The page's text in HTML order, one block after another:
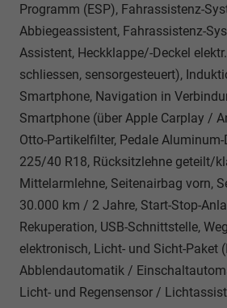
Programm (ESP), Fahrassistenz-
Abbiegeassistent, Fahrassistenz-
Assistent, Heckklappe/-Deckel
schliessen, sensorgesteuert),
Smartphone, Navigation in
Smartphone (über Apple Carplay /
Otto-Partikelfilter, Pedale Aluminum-
225/40 R18, Rücksitzlehne geteilt/
Mittelarmlehne, Seitenairbag vorn,
30.000 km / 2 Jahre, Start-Stop-
Rekuperation, USB-Schnittstelle,
elektronisch, Licht- und Sicht-Paket
Abblendautomatik /
Licht- und Regensensor /